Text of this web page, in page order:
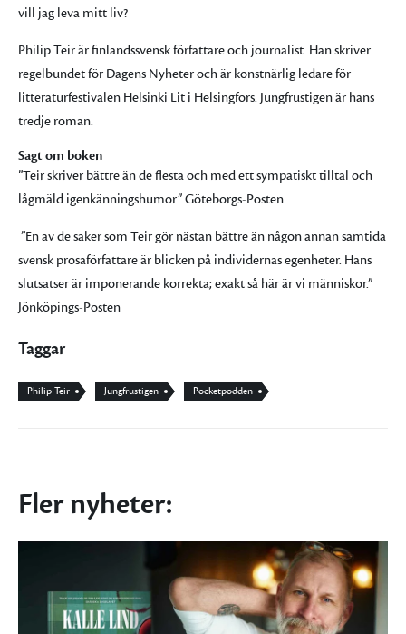
vill jag leva mitt liv?
Philip Teir är finlandssvensk författare och journalist. Han skriver
regelbundet för Dagens Nyheter och är konstnärlig ledare för
litteraturfestivalen Helsinki Lit i Helsingfors. Jungfrustigen är hans
tredje roman.
Sagt om boken
”Teir skriver bättre än de flesta och med ett sympatiskt tilltal och
lågmäld igenkänningshumor.”Göteborgs-Posten
”En av de saker som Teir gör nästan bättre än någon annan samtida
svensk prosaförfattare är blicken på individernas egenheter. Hans
slutsatser är imponerande korrekta; exakt så här är vi människor.”
Jönköpings-Posten
Taggar
Philip Teir Jungfrustigen Pocketpodden
Fler nyheter: